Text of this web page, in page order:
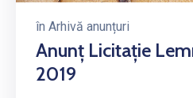
în Arhivă anunțuri
Anunț Licitație
2019